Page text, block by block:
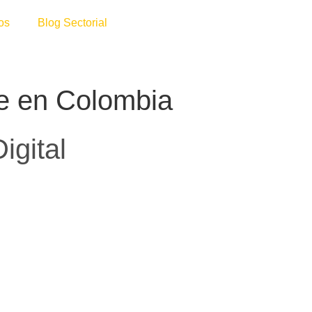
Blog Sectorial
en Colombia